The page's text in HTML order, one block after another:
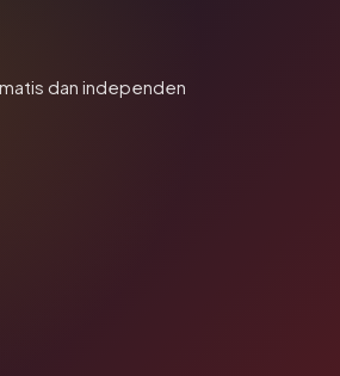
dan independen